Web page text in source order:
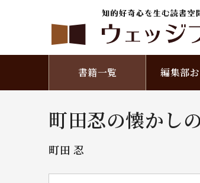
書籍一覧 編集部
町田忍の懐かし
町田 忍